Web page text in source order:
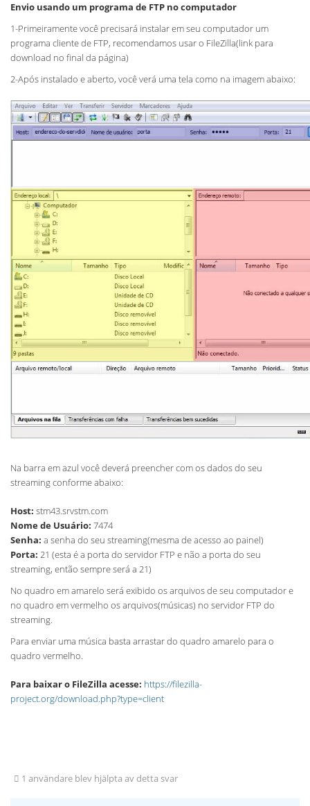
Envio usando um programa de FTP no computador
1-Primeiramente você precisará instalar em seu computador um
programa cliente de FTP, recomendamos usar o FileZilla(link para
download no final da página)
2-Após instalado e aberto, você verá uma tela como na imagem abaixo:
Na barra em azul você deverá preencher com os dados do seu
streaming conforme abaixo:
Host: stm43.srvstm.com
Nome de Usuário: 7474
Senha: a senha do seu streaming(mesma de acesso ao painel)
Porta: 21 (esta é a porta do servidor FTP e não a porta do seu
streaming, então sempre será a 21)
No quadro em amarelo será exibido os arquivos de seu computador e
no quadro em vermelho os arquivos(músicas) no servidor FTP do
streaming.
Para enviar uma música basta arrastar do quadro amarelo para o
quadro vermelho.
Para baixar o FileZilla acesse: https://filezilla-
project.org/download.php?type=client
1 användare blev hjälpta av detta svar